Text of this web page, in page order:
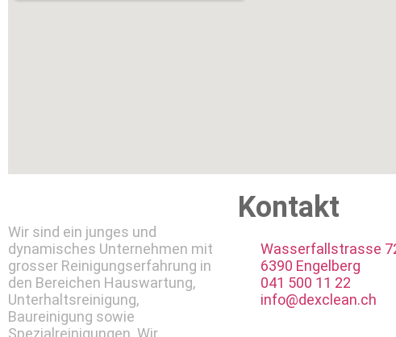
Wir sind ein junges und
dynamisches Unternehmen mit
grosser Reinigungserfahrung in
den Bereichen Hauswartung,
Unterhaltsreinigung,
Baureinigung sowie
Kontakt
Wasserfallstrasse
6390 Engelberg
041 500 11 22
info@dexclean.ch